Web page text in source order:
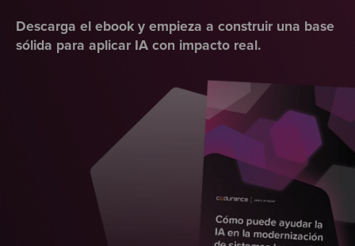
Descarga el ebook y empieza a construir una base
sólida para aplicar IA con impacto real.